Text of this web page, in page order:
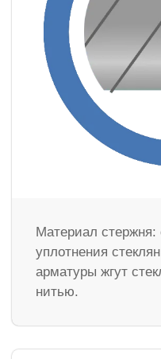
Материал стержня:
уплотнения
арматуры жгут
нитью.